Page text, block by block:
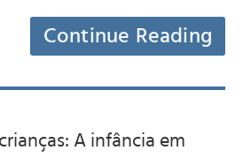
Continue Reading
A infância em